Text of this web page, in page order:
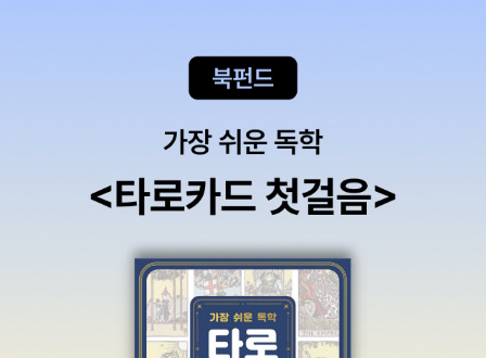
얼마나 감사한 일인지 모릅니다.교과서 실린 문학이 흥미롭지 못
한 이유는 결국 우리는 시험을 치고, 정답을 맞혀야 하기 때문이
지요.같은 글을 읽고도, 다양한 상상과 해석을 할 수 있는데 결국
큰 아이가 수학, 과학은 아주 좋아하는데 국어는 가끔 이해가 안
적었는데, 왜 그게 아니라고 하는지 이해가 되질 않는다고 말이
죠. 아이가 쓴 글을 보면 틀렸다고 할 순 없지만, 출제자의 의도가
담겨있지 않으니 맞다고 할 수도 없더라고요. 이런 부분은 참 아